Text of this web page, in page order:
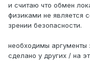
и считаю что обмен
физиками не является
зрении безопасности.
необходимы аргументы
сделано у других / на